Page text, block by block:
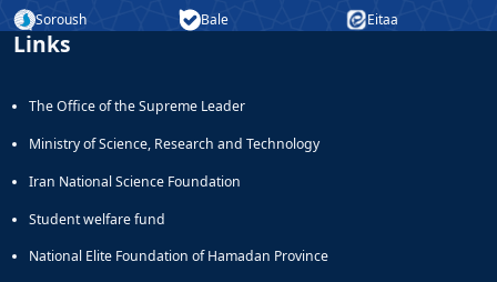
Soroush Bale Eitaa
Links
The Office of the Supreme Leader
Ministry of Science, Research and Technology
Iran National Science Foundation
Student welfare fund
National Elite Foundation of Hamadan Province